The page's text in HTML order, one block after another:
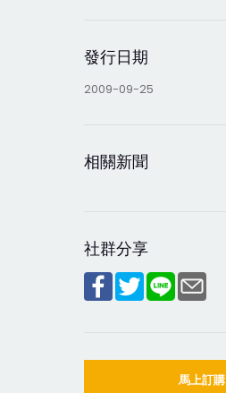
發行日期
2009-09-25
相關新聞
社群分享
馬上訂購